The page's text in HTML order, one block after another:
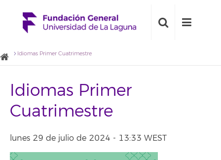
Idiomas Primer Cuatrimestre
Idiomas Primer
Cuatrimestre
lunes 29 de julio de 2024 - 13:33 WEST